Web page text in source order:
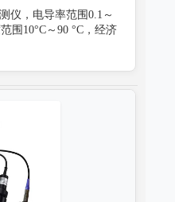
仪，电导率范围0.1～
围10°C～90 °C，经济